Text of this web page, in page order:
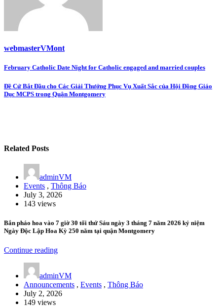
webmasterVMont
Post
navigation
February Catholic Date Night for Catholic engaged and married couples
Đề Cử Bắt Đầu cho Các Giải Thưởng Phục Vụ Xuất Sắc của Hội Đồng Giáo
Dục MCPS trong Quận Montgomery
Related Posts
adminVM
Events , Thông Báo
July 3, 2026
143 views
Bắn pháo hoa vào 7 giờ 30 tối thứ Sáu ngày 3 tháng 7 năm 2026 kỷ niệm
Ngày Độc Lập Hoa Kỳ 250 năm tại quận Montgomery
Continue reading
adminVM
Announcements , Events , Thông Báo
July 2, 2026
149 views